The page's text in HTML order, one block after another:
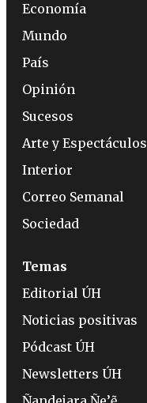
Economía
Mundo
País
Opinión
Sucesos
Arte y Espectáculos
Interior
Correo Semanal
Sociedad
Temas
Editorial ÚH
Noticias positivas
Pódcast ÚH
Newsletters ÚH